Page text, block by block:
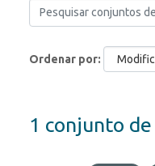
Ordenar por
1 conjunto